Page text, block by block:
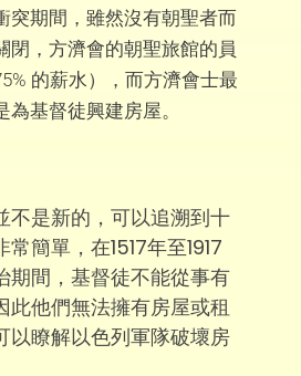
突期間，雖然沒有朝聖者而
閉，方濟會的朝聖旅館的員
的薪水），而方濟會士最
基督徒興建房屋。
不是新的，可以追溯到十
簡單，在1517年至1917
期間，基督徒不能從事有
此他們無法擁有房屋或租
以瞭解以色列軍隊破壞房